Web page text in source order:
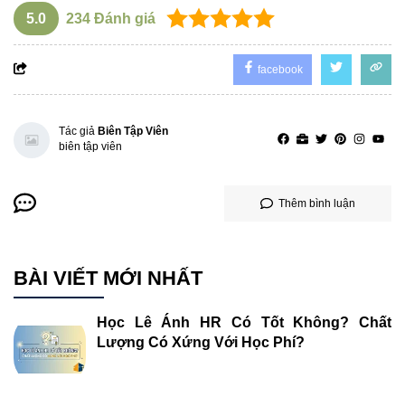
5.0 234 Đánh giá
facebook
Tác giả Biên Tập Viên
biên tập viên
Thêm bình luận
BÀI VIẾT MỚI NHẤT
Học Lê Ánh HR Có Tốt Không? Chất
Lượng Có Xứng Với Học Phí?